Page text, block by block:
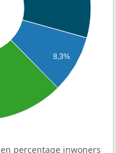
8,3%
percentage inwoners